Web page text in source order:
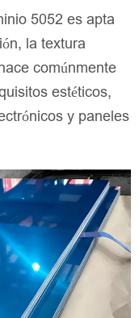
5052 es apta
la textura
comúnmente
estéticos,
y paneles